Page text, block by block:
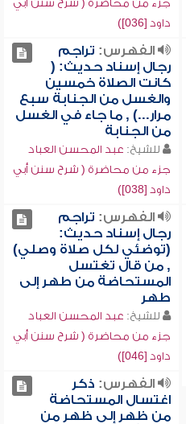
جزء من محاضرة ( شرح سنن أبي
داود [036])
الفهرس: تراجم
رجال إسناد حديث: (
كانت الصلاة خمسين
والغسل من الجنابة سبع
مرار...) , ما جاء في الغسل
من الجنابة
للشيخ: عبد المحسن العباد
جزء من محاضرة ( شرح سنن أبي
داود [038])
الفهرس: تراجم
رجال إسناد حديث:
(توضئي لكل صلاة وصلي)
, من قال تغتسل
المستحاضة من طهر إلى
طهر
للشيخ: عبد المحسن العباد
جزء من محاضرة ( شرح سنن أبي
داود [046])
الفهرس: ذكر
اغتسال المستحاضة
من ظهر إلى ظهر من